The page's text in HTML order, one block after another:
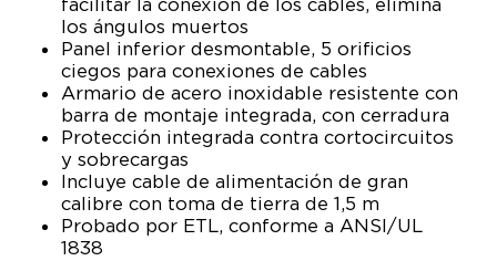
facilitar la conexión de los cables, elimina
los ángulos muertos
Panel inferior desmontable, 5 orificios
ciegos para conexiones de cables
Armario de acero inoxidable resistente con
barra de montaje integrada, con cerradura
Protección integrada contra cortocircuitos
y sobrecargas
Incluye cable de alimentación de gran
calibre con toma de tierra de 1,5 m
Probado por ETL, conforme a ANSI/UL
1838